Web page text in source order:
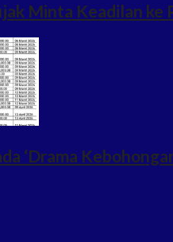
Minta Keadilan ke
‘Drama